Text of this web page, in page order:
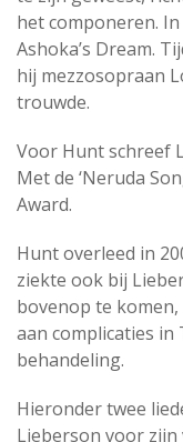
het componeren.
Ashoka’s Dream.
hij mezzosopraan
trouwde.
Voor Hunt schreef
Met de ‘Neruda
Award.
Hunt overleed in
ziekte ook bij
bovenop te
aan complicaties in
behandeling.
Hieronder twee
Lieberson voor